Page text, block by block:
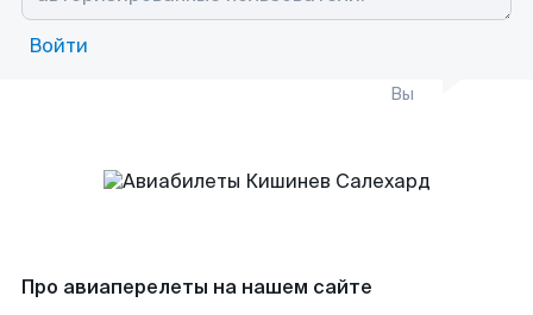
Войти
Вы
Про авиаперелеты на нашем сайте